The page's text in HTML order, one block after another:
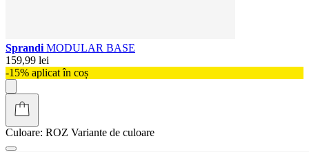
Sprandi MODULAR BASE
159,99 lei
-15% aplicat în coș
Culoare: ROZ Variante de culoare